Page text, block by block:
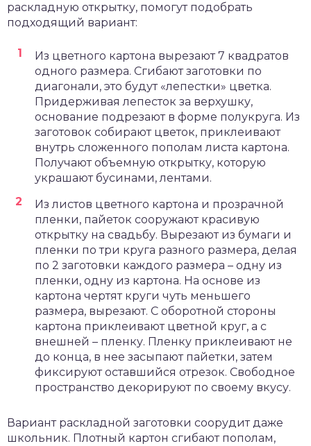
раскладную открытку, помогут подобрать
подходящий вариант:
Из цветного картона вырезают 7 квадратов
одного размера. Сгибают заготовки по
диагонали, это будут «лепестки» цветка.
Придерживая лепесток за верхушку,
основание подрезают в форме полукруга. Из
заготовок собирают цветок, приклеивают
внутрь сложенного пополам листа картона.
Получают объемную открытку, которую
украшают бусинами, лентами.
Из листов цветного картона и прозрачной
пленки, пайеток сооружают красивую
открытку на свадьбу. Вырезают из бумаги и
пленки по три круга разного размера, делая
по 2 заготовки каждого размера – одну из
пленки, одну из картона. На основе из
картона чертят круги чуть меньшего
размера, вырезают. С оборотной стороны
картона приклеивают цветной круг, а с
внешней – пленку. Пленку приклеивают не
до конца, в нее засыпают пайетки, затем
фиксируют оставшийся отрезок. Свободное
пространство декорируют по своему вкусу.
Вариант раскладной заготовки соорудит даже
школьник. Плотный картон сгибают пополам,